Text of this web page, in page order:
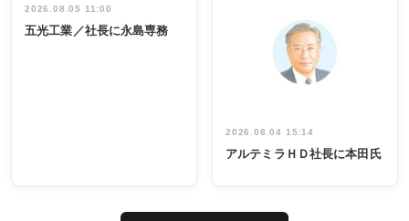
インタビュ
ー／社内ア
祝う 業界関
係者ら220人
出席
2026.08.05 11:00
五光工業／社長に永島専務
2026.08.04 15:14
アルテミラＨＤ社長に本田氏